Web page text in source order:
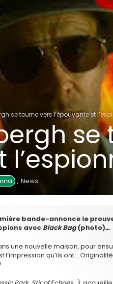
se tourne vers l’épouvante et
se
, News
bande-annonce le
avec Black Bag(photo)…
une nouvelle maison, pour
l’impression qu’ils ont…